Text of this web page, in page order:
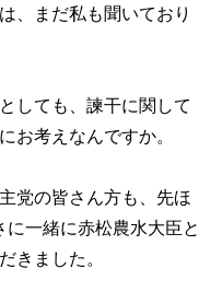
、まだ私も聞いており
しても、諫干に関して
お考えなんですか。
党の皆さん方も、先ほ
に一緒に赤松農水大臣と
きました。